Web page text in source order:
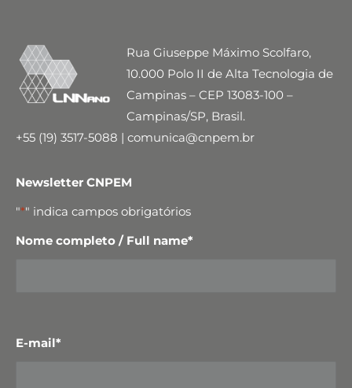
Rua Giuseppe Máximo Scolfaro,
10.000 Polo II de Alta Tecnologia de
Campinas – CEP 13083-100 –
Campinas/SP, Brasil.
+55 (19) 3517-5088 | comunica@cnpem.br
Newsletter CNPEM
"*" indica campos obrigatórios
Nome completo / Full name*
E-mail*